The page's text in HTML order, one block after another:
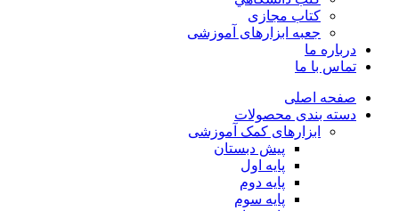
کتاب مجازی
جعبه ابزارهای آموزشی
درباره ما
تماس با ما
صفحه اصلی
دسته بندی محصولات
ابزارهای کمک آموزشی
پیش دبستان
پایه اول
پایه دوم
پایه سوم